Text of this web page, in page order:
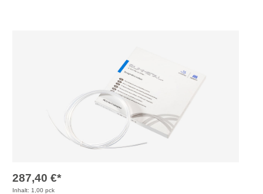
287,40 €*
Inhalt: 1,00 pck